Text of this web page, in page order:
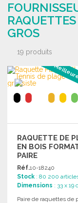
GROS
19 produits
RAQUETTE DE
EN BOIS
PAIRE
Réf.10-18240
Stock : 80 200
Dimensions : 33 x 19
Paire de raquettes de